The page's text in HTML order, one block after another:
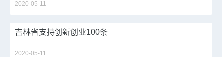
2020-05-11
吉林省支持创新创业100条
2020-05-11